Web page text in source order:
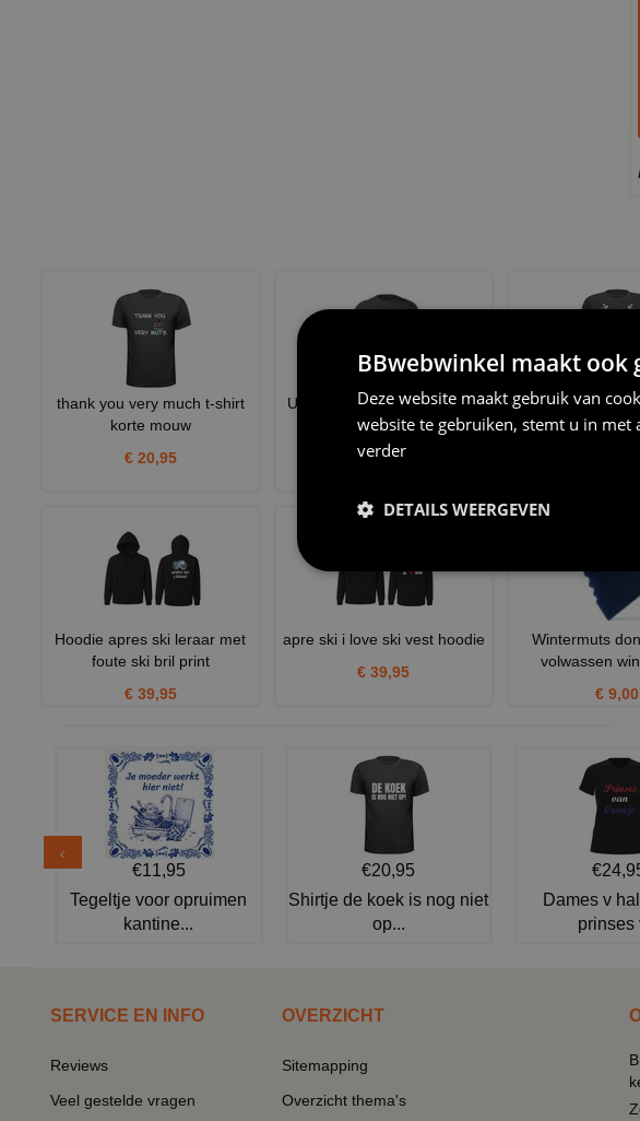
thank you very much t-shirt
korte mouw
€ 20,95
Unisex longsleeve après ski
instructor grappig wi
€ 25,95
echte mannen
t-shirt
Hoodie apres ski leraar met
foute ski bril print
€ 39,95
apre ski i love ski vest hoodie
€ 39,95
Wintermuts
volwassen
€ 9,00
€11,95
Tegeltje voor opruimen
kantine...
€20,95
Shirtje de koek is nog niet
op...
Dames v
prinses
SERVICE EN INFO
Reviews
Veel gestelde vragen
OVERZICHT
Sitemapping
Overzicht thema's
BBwebwinkel maakt ook
Deze website maakt gebruik van
website te gebruiken, stemt u in
verder
DETAILS WEERGEVEN